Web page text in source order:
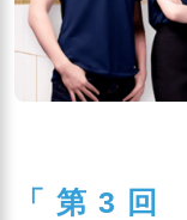
「第3